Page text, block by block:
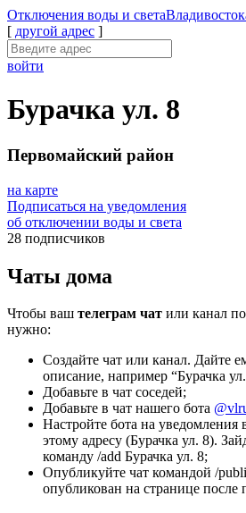
Отключения воды и света
[ другой адрес ]
войти
Бурачка ул. 8
Первомайский район
на карте
Подписаться на уведомления
об отключении воды и света
28 подписчиков
Чаты дома
Чтобы ваш телеграм чат или канал
нужно:
Создайте чат или канал. Дайте
описание, например “Бурачка
Добавьте в чат соседей;
Добавьте в чат нашего бота
Настройте бота на уведомления
этому адресу (Бурачка ул. 8).
команду /add Бурачка ул. 8;
Опубликуйте чат командой /
опубликован на странице после